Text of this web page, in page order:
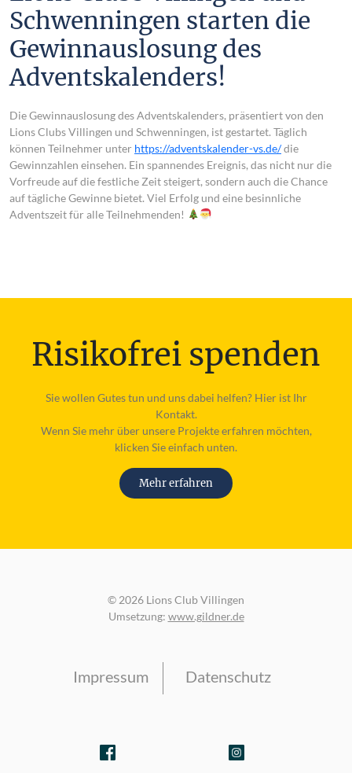
Schwenningen starten die
Gewinnauslosung des
Adventskalenders!
Die Gewinnauslosung des Adventskalenders, präsentiert von den
Lions Clubs Villingen und Schwenningen, ist gestartet. Täglich
können Teilnehmer unter https://adventskalender-vs.de/die
Gewinnzahlen einsehen. Ein spannendes Ereignis, das nicht nur die
Vorfreude auf die festliche Zeit steigert, sondern auch die Chance
auf tägliche Gewinne bietet. Viel Erfolg und eine besinnliche
Adventszeit für alle Teilnehmenden!
Risikofrei spenden
Sie wollen Gutestun und uns dabei helfen? Hier ist Ihr
Kontakt.
Wenn Sie mehr über unsere Projekte erfahren möchten,
klicken Sie einfach unten.
Mehr erfahren
© 2026 Lions Club Villingen
Umsetzung: www.gildner.de
Impressum Datenschutz